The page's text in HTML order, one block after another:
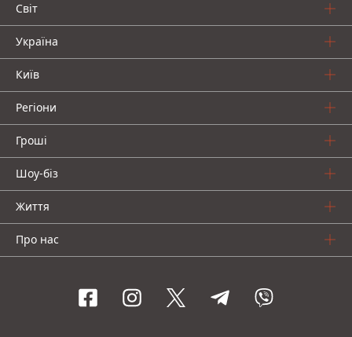
Світ
Україна
Київ
Регіони
Гроші
Шоу-біз
Життя
Про нас